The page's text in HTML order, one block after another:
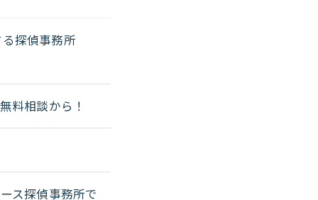
探偵事務所
料相談から！
ス探偵事務所で